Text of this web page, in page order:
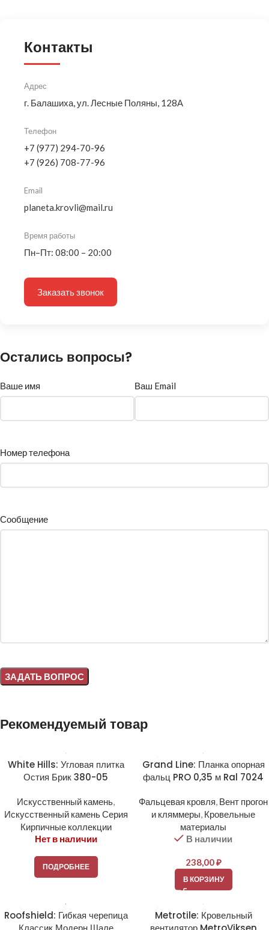
Контакты
Адрес
г. Балашиха, ул. Лесные Поляны, 128А
Телефон
+7 (977) 294-70-96
+7 (926) 708-77-96
Email
planeta.krovli@mail.ru
Время работы
Пн–Пт: 08:00 – 20:00
Заказать звонок
Остались вопросы?
Ваше имя Ваш Email
Номер телефона
Сообщение
Рекомендуемый товар
White Hills: Угловая плитка
Остия Брик 380-05
Искусственный камень,
Искусственный камень Серия
Кирпичные коллекции
Нет в наличии
ПОДРОБНЕЕ
Grand Line: Планка опорная
фальц PRO 0,35 м Ral 7024
Фальцевая кровля, Вент прогон
и кляммеры, Кровельные
материалы
В наличии
238,00₽
В КОРЗИНУ
Roofshield: Гибкая черепица
Metrotile: Кровельный